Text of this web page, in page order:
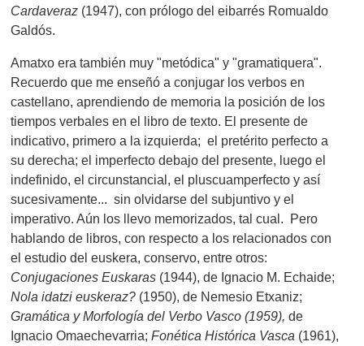
Cardaveraz (1947), con prólogo del eibarrés Romualdo
Galdós.
Amatxo era también muy "metódica" y "gramatiquera".
Recuerdo que me enseñó a conjugar los verbos en
castellano, aprendiendo de memoria la posición de los
tiempos verbales en el libro de texto. El presente de
indicativo, primero a la izquierda; el pretérito perfecto a
su derecha; el imperfecto debajo del presente, luego el
indefinido, el circunstancial, el pluscuamperfecto y así
sucesivamente... sin olvidarse del subjuntivo y el
imperativo. Aún los llevo memorizados, tal cual. Pero
hablando de libros, con respecto a los relacionados con
el estudio del euskera, conservo, entre otros:
Conjugaciones Euskaras (1944), de Ignacio M. Echaide;
Nola idatzi euskeraz? (1950), de Nemesio Etxaniz;
Gramática y Morfología del Verbo Vasco (1959),de
Ignacio Omaechevarria;Fonética Histórica Vasca (1961),